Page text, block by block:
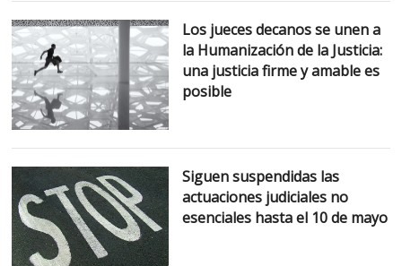
Los jueces decanos se unen a
la Humanización de la Justicia:
una justicia firme y amable es
posible
Siguen suspendidas las
actuaciones judiciales no
esenciales hasta el 10 de mayo